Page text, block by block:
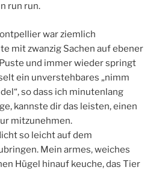
run run.
war ziemlich
mit zwanzig Sachen auf ebener
und immer wieder springt
ein unverstehbares „nimm
so dass ich minutenlang
kannste dir das leisten, einen
mitzunehmen.
so leicht auf dem
Mein armes, weiches
Hügel hinauf keuche, das Tier